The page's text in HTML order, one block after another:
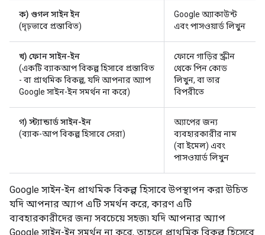
ক) গুগল সাইন ইন
(দৃঢ়ভাবে প্রস্তাবিত)
Google অ্যাকাউন্ট
এবং পাসওয়ার্ড লিখুন
খ) ফোন সাইন-ইন
(একটি ব্যাকআপ বিকল্প হিসাবে প্রস্তাবিত
- বা প্রাথমিক বিকল্প, যদি আপনার অ্যাপ
Google সাইন-ইন সমর্থন না করে)
ফোনে গাড়ির স্ক্রীন
থেকে পিন কোড
লিখুন, বা তার
বিপরীতে
গ) স্ট্যান্ডার্ড সাইন-ইন
(ব্যাক-আপ বিকল্প হিসাবে সেরা)
অ্যাপের জন্য
ব্যবহারকারীর নাম
(বা ইমেল) এবং
পাসওয়ার্ড লিখুন
Google সাইন-ইন প্রাথমিক বিকল্প হিসাবে উপস্থাপন করা উচিত
যদি আপনার অ্যাপ এটি সমর্থন করে, কারণ এটি
ব্যবহারকারীদের জন্য সবচেয়ে সহজ৷ যদি আপনার অ্যাপ
Google সাইন-ইন সমর্থন না করে, তাহলে প্রাথমিক বিকল্প হিসেবে